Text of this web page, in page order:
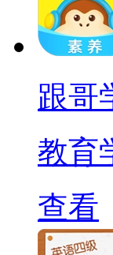
跟哥
教育
查看